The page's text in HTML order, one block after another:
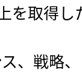
を取得し
、戦略